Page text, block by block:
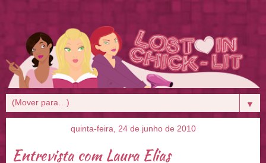
▼
quinta-feira, 24 de junho de 2010
Entrevista com Laura Elias